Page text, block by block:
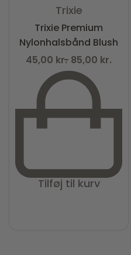
Trixie
Trixie Premium
Nylonhalsbånd Blush
45,00 kr. 85,00 kr.
Tilføj til kurv